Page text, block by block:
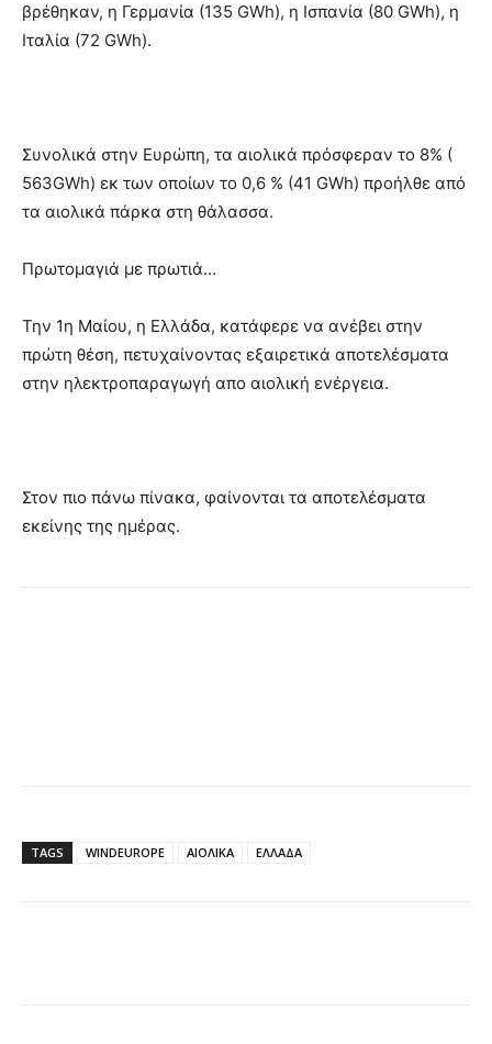
βρέθηκαν, η Γερμανία (135 GWh), η Ισπανία (80 GWh), η
Ιταλία (72 GWh).
Συνολικά στην Ευρώπη, τα αιολικά πρόσφεραν το 8% (
563GWh) εκ των οποίων το 0,6 % (41 GWh) προήλθε από
τα αιολικά πάρκα στη θάλασσα.
Πρωτομαγιά με πρωτιά…
Την 1η Μαίου, η Ελλάδα, κατάφερε να ανέβει στην
πρώτη θέση, πετυχαίνοντας εξαιρετικά αποτελέσματα
στην ηλεκτροπαραγωγή απο αιολική ενέργεια.
Στον πιο πάνω πίνακα, φαίνονται τα αποτελέσματα
εκείνης της ημέρας.
TAGS WINDEUROPE ΑΙΟΛΙΚΑ ΕΛΛΑΔΑ